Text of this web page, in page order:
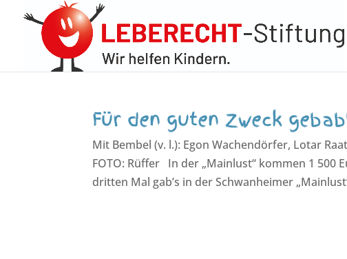
Für den guten Zweck
Mit Bembel (v. l.): Egon Wachendörfer, Lotar
FOTO: Rüffer In der „Mainlust“ kommen 1 500
dritten Mal gab’s in der Schwanheimer